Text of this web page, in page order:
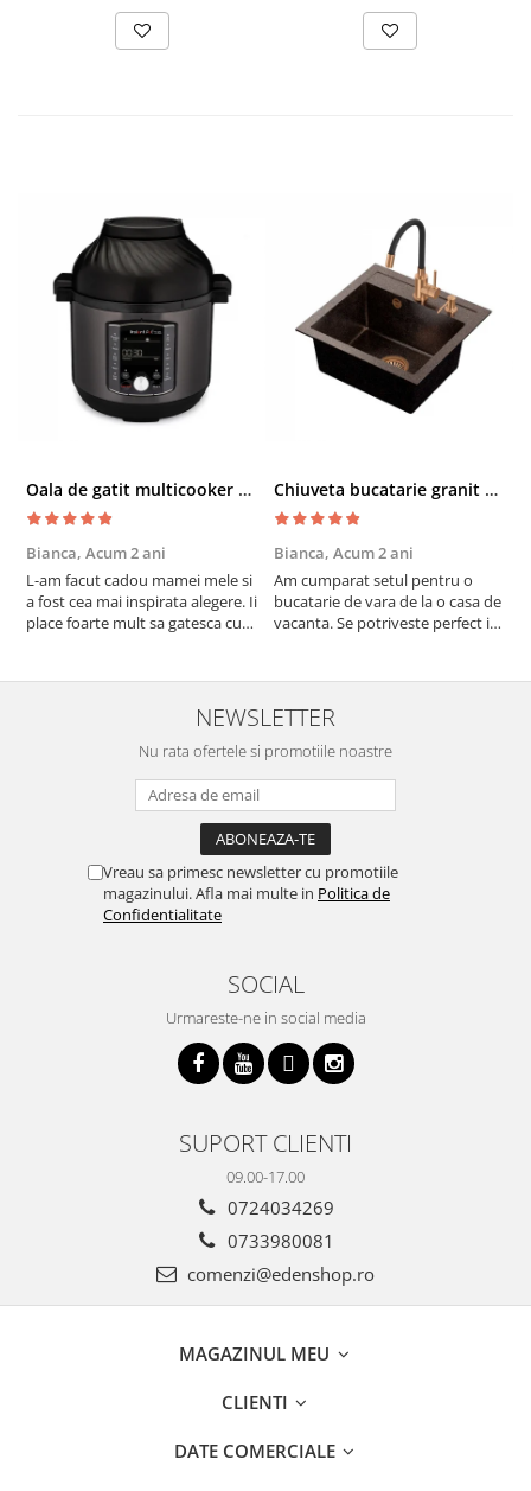
Oala de gatit multicooker 11 functii Instant Pot Pro Crisp 8 + Air Fryer 7.6 lt
Bianca, Acum 2 ani
L-am facut cadou mamei mele si
a fost cea mai inspirata alegere. Ii
place foarte mult sa gatesca cu
cratita...ma gandesc serios sa imi
cumpar si eu! Recomand mult !
Chiuveta bucatarie granit cu finisaj negru perlat/cupru Steingran Art Copper cu dozator si baterie Quadron
Bianca, Acum 2 ani
Am cumparat setul pentru o
bucatarie de vara de la o casa de
vacanta. Se potriveste perfect in
buna, recomand cu drag !
NEWSLETTER
Nu rata ofertele si promotiile noastre
Vreau sa primesc newsletter cu promotiile
magazinului. Afla mai multe in Politica de
Confidentialitate
SOCIAL
Urmareste-ne in social media
SUPORT CLIENTI
09.00-17.00
0724034269
0733980081
comenzi@edenshop.ro
MAGAZINUL MEU
CLIENTI
DATE COMERCIALE